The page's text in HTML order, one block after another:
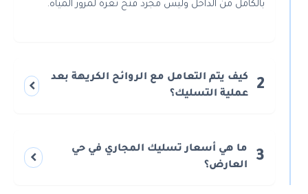
بالكامل من الداخل وليس مجرد فتح ثغرة لمرور المياه.
2
كيف يتم التعامل مع الروائح الكريهة بعد
عملية التسليك؟
3
ما هي أسعار تسليك المجاري في حي
العارض؟